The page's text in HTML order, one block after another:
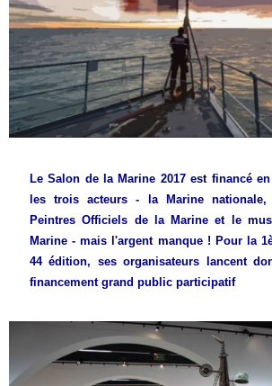
Le Salon de la Marine 2017 est financé
les trois acteurs - la Marine nationale,
Peintres Officiels de la Marine et le
Marine - mais l'argent manque ! Pour la
44 édition, ses organisateurs lancent
financement grand public participatif